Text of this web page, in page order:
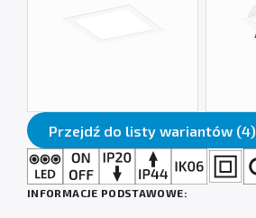
Przejdź do listy wariantów (4)
INFORMACJE PODSTAWOWE: